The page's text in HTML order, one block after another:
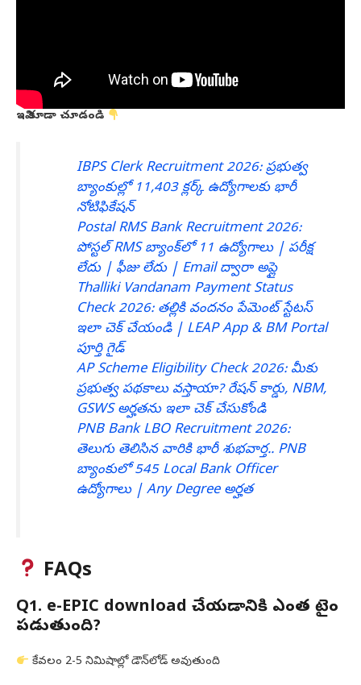
ఇవి కూడా చూడండి
IBPS Clerk Recruitment 2026: ప్రభుత్వ
బ్యాంకుల్లో 11,403 క్లర్క్ ఉద్యోగాలకు భారీ
నోటిఫికేషన్
Postal RMS Bank Recruitment 2026:
పోస్టల్ RMS బ్యాంక్‌లో 11 ఉద్యోగాలు | పరీక్ష
లేదు | ఫీజు లేదు | Email ద్వారా అప్లై
Thalliki Vandanam Payment Status
Check 2026: తల్లికి వందనం పేమెంట్ స్టేటస్
ఇలా చెక్ చేయండి | LEAP App & BM Portal
పూర్తి గైడ్
AP Scheme Eligibility Check 2026: మీకు
ప్రభుత్వ పథకాలు వస్తాయా? రేషన్ కార్డు, NBM,
GSWS అర్హతను ఇలా చెక్ చేసుకోండి
PNB Bank LBO Recruitment 2026:
తెలుగు తెలిసిన వారికి భారీ శుభవార్త.. PNB
బ్యాంకులో 545 Local Bank Officer
ఉద్యోగాలు | Any Degree అర్హత
FAQs
Q1. e-EPIC download చేయడానికి ఎంత టైం
పడుతుంది?
కేవలం 2-5 నిమిషాల్లో డౌన్‌లోడ్ అవుతుంది